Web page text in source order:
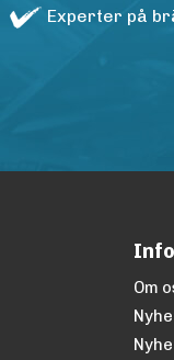
Experter på
Om